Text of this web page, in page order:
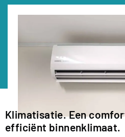
Klimatisatie. Een
efficiënt binnenklimaat.